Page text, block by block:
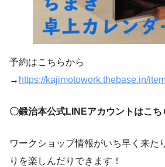
予約はこちらから
→ https://kajimotowork.thebase.in/
〇鍛治本公式LINEアカウントはこち
ワークショップ情報がいち早く来た
りを楽しんだりできます！